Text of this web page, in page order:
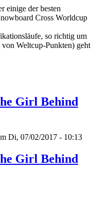
einige der besten
Cross Worldcup
so richtig um
Weltcup-Punkten) geht
Girl Behind
Di, 07/02/2017 - 10:13
Girl Behind